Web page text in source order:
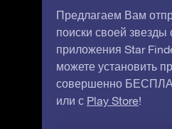
Предлагаем Вам
поиски своей
приложения Star
можете установить
совершенно
или с Play Store!